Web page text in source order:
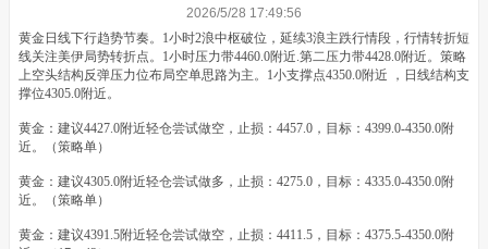
2026/5/28 17:49:56
黄金日线下行趋势节奏。1小时2浪中枢破位，延续3浪主跌行情段，行情转折短
线关注美伊局势转折点。1小时压力带4460.0附近.第二压力带4428.0附近。策略
上空头结构反弹压力位布局空单思路为主。1小支撑点4350.0附近 ，日线结构支
撑位4305.0附近。
黄金：建议4427.0附近轻仓尝试做空，止损：4457.0，目标：4399.0-4350.0附
近。（策略单）
黄金：建议4305.0附近轻仓尝试做多，止损：4275.0，目标：4335.0-4350.0附
近。（策略单）
黄金：建议4391.5附近轻仓尝试做空，止损：4411.5，目标：4375.5-4350.0附